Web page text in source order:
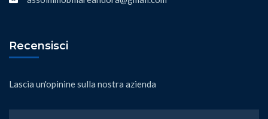
Recensisci
Lascia un'opinine sulla nostra azienda